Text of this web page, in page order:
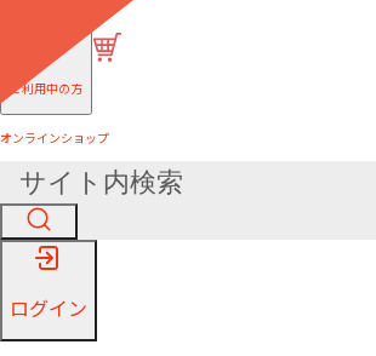
ご利用中の方
オンラインショップ
ログイン